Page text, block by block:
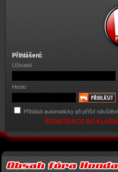
Přihlášení:
Uživatel
Heslo
Přihlásit automaticky při příští
REGISTRACE DO KLUBU